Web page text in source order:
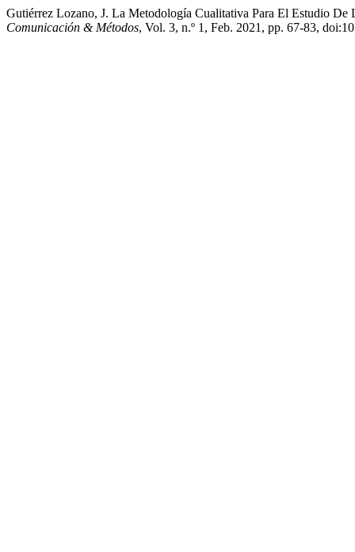
Gutiérrez Lozano, J. La Metodología Cualitativa Para El Estudio
Comunicación & Métodos, Vol. 3, n.º 1, Feb. 2021, pp. 67-83,